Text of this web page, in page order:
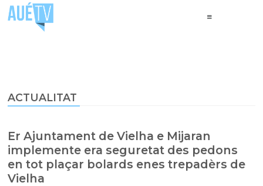
ACTUALITAT
Er Ajuntament de Vielha e Mijaran
implemente era seguretat des pedons
en tot plaçar bolards enes trepadèrs de
Vielha